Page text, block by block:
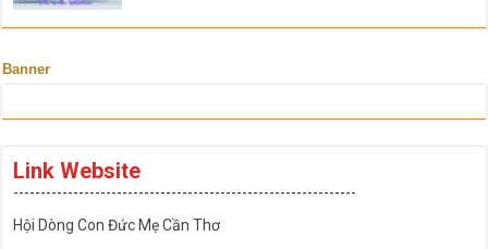
Banner
Link Website
---------------------------------------------------------------
Hội Dòng Con Đức Mẹ Cần Thơ